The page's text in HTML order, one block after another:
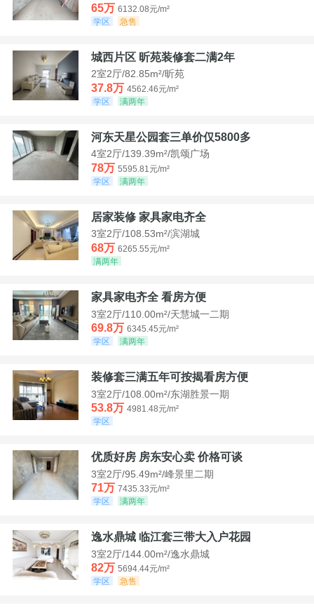
65万 6132.08元/m²
学区
急售
城西片区 昕苑装修套二满2年
2室2厅/82.85m²/昕苑
37.8万 4562.46元/m²
学区
满两年
河东天星公园套三单价仅5800多
4室2厅/139.39m²/凯颂广场
78万 5595.81元/m²
学区
满两年
居家装修 家具家电齐全
3室2厅/108.53m²/滨湖城
68万 6265.55元/m²
满两年
家具家电齐全 看房方便
3室2厅/110.00m²/天慧城一二期
69.8万 6345.45元/m²
学区
满两年
装修套三满五年可按揭看房方便
3室2厅/108.00m²/东湖胜景一期
53.8万 4981.48元/m²
学区
优质好房 房东安心卖 价格可谈
3室2厅/95.49m²/峰景里二期
71万 7435.33元/m²
学区
满两年
逸水鼎城 临江套三带大入户花园
3室2厅/144.00m²/逸水鼎城
82万 5694.44元/m²
学区
急售